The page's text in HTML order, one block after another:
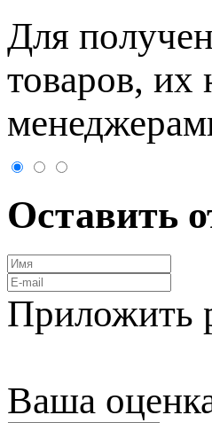
Для
товaров, их
Оставить
Приложить
Ваша